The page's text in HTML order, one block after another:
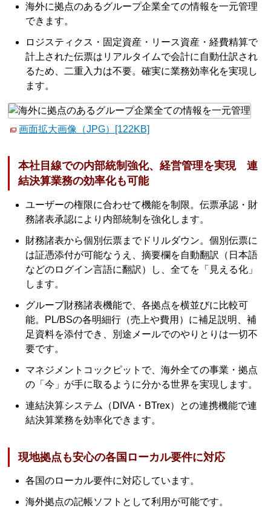
海外に拠点のあるグループ企業全ての情報を一元管理
できます。
ロジスティクス・固定資産・リース資産・経費精算で
計上された伝票はリアルタイムで会計に自動仕訳され
るため、二重入力は不要。確実に業務効率化を実現し
ます。
画面拡大画像（JPG）[122KB]
本社目線での内部統制強化、経営管理を実現 連
結決算業務の効率化も可能
ユーザーの権限に合わせて機能を制限。伝票承認・財
務諸表承認により内部統制を強化します。
財務諸表から個別伝票までドリルダウン。個別伝票に
は証憑添付が可能なうえ、摘要欄を自動翻訳（日本語
などのログイン言語に翻訳）し、全てを「見える化」
します。
グループ財務諸表機能で、各拠点を横並びに比較可
能。PL/BSの各明細行（売上や費用）に補足説明、補
足資料を添付でき、別途メールでのやりとりは一切不
要です。
マネジメントコックピットで、海外全ての事業・拠点
の「今」が手に取るように分かる世界を実現します。
連結決算システム（DIVA・BTrex）との連携機能で連
結決算業務を効率化できます。
現地拠点も安心の各国ローカル要件に対応
各国のローカル要件に対応しています。
海外拠点の記帳ソフトとして利用が可能です。